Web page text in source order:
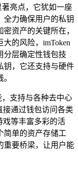
著亮点，它犹如一座
全力确保用户的私钥
资产的关键所在，
的风险，imToken
分层确定性钱包技
钥，它还支持与硬件
，支持与各种去中心
接通过钱包访问各类
戏等丰富多彩的活
简单的资产存储工
重要桥梁，让用户能